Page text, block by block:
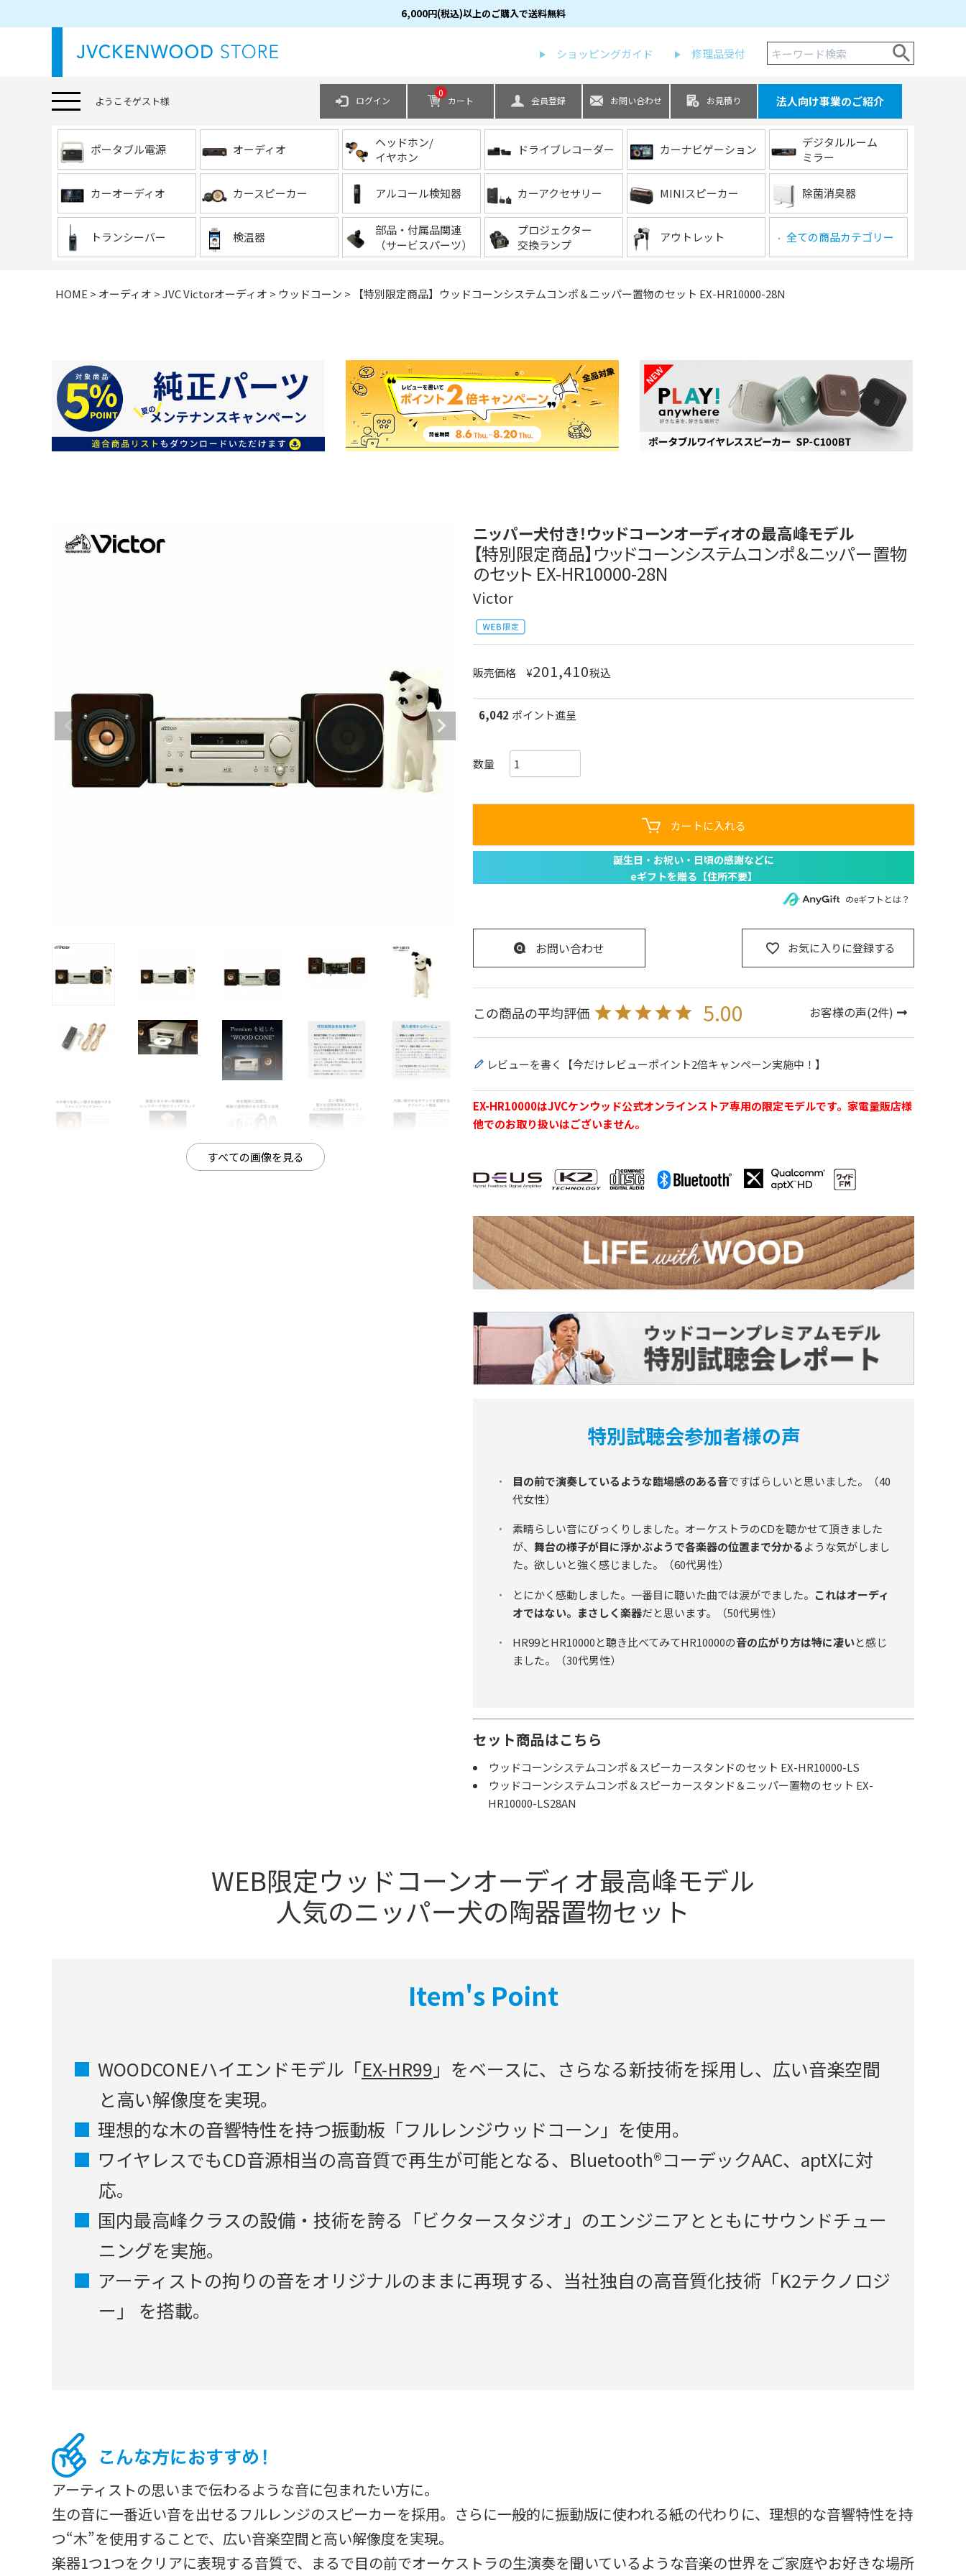
6,000円(税込)以上のご購入で送料無料
ショッピングガイド 修理品受付
検索
ようこそゲスト様 ログイン
0
カート 会員登録 お問い合わせ お見積り 法人向け事業のご紹介
ポータブル電源 オーディオ
ヘッドホン/
イヤホン
ドライブレコーダー カーナビゲーション
デジタルルーム
ミラー
カーオーディオ カースピーカー アルコール検知器 カーアクセサリー MINIスピーカー 除菌消臭器
トランシーバー 検温器
部品・付属品関連
（サービスパーツ）
プロジェクター
交換ランプ
アウトレット ▶ 全ての商品カテゴリー
HOME オーディオ JVC Victorオーディオ ウッドコーン 【特別限定商品】ウッドコーンシステムコンポ＆ニッパー置物のセット EX-HR10000-28N
すべての画像を見る
ニッパー犬付き！ウッドコーンオーディオの最高峰モデル
【特別限定商品】ウッドコーンシステムコンポ＆ニッパー置物
のセット EX-HR10000-28N
Victor
販売価格 ¥201,410税込
6,042 ポイント進呈
お気に入りに登録する
カートに入れる
のeギフトとは？
お問い合わせ
5.00 お客様の声(2件)
レビューを書く【今だけレビューポイント2倍キャンペーン実施中！】
EX-HR10000はJVCケンウッド公式オンラインストア専用の限定モデルです。家電量販店様
他でのお取り扱いはございません。
特別試聴会参加者様の声
目の前で演奏しているような臨場感のある音ですばらしいと思いました。（40
代女性）
素晴らしい音にびっくりしました。オーケストラのCDを聴かせて頂きました
が、 舞台の様子が目に浮かぶようで各楽器の位置まで分かるような気がしまし
た。欲しいと強く感じました。（60代男性）
とにかく感動しました。一番目に聴いた曲では涙がでました。 これはオーディ
オではない。まさしく楽器だと思います。（50代男性）
HR99とHR10000と聴き比べてみてHR10000の音の広がり方は特に凄いと感じ
ました。（30代男性）
セット商品はこちら
ウッドコーンシステムコンポ＆スピーカースタンドのセット EX-HR10000-LS
ウッドコーンシステムコンポ＆スピーカースタンド＆ニッパー置物のセット EX-
HR10000-LS28AN
WEB限定ウッドコーンオーディオ最高峰モデル
人気のニッパー犬の陶器置物セット
Item's Point
WOODCONEハイエンドモデル「EX-HR99 」をベースに、さらなる新技術を採用し、広い音楽空間
と高い解像度を実現。
理想的な木の音響特性を持つ振動板「フルレンジウッドコーン」を使用。
ワイヤレスでもCD音源相当の高音質で再生が可能となる、Bluetooth®コーデックAAC、aptXに対
応。
国内最高峰クラスの設備・技術を誇る「ビクタースタジオ」のエンジニアとともにサウンドチュー
ニングを実施。
アーティストの拘りの音をオリジナルのままに再現する、当社独自の高音質化技術「K2テクノロジ
ー」 を搭載。
アーティストの思いまで伝わるような音に包まれたい方に。
生の音に一番近い音を出せるフルレンジのスピーカーを採用。さらに一般的に振動版に使われる紙の代わりに、理想的な音響特性を持
つ“木”を使用することで、広い音楽空間と高い解像度を実現。
楽器1つ1つをクリアに表現する音質で、まるで目の前でオーケストラの生演奏を聞いているような音楽の世界をご家庭やお好きな場所